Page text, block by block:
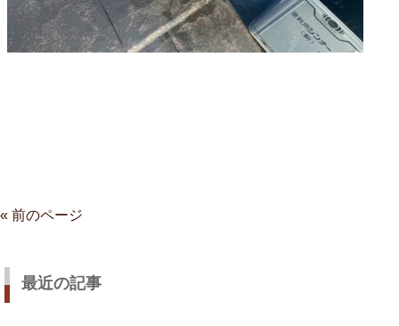
« 前のページ
最近の記事